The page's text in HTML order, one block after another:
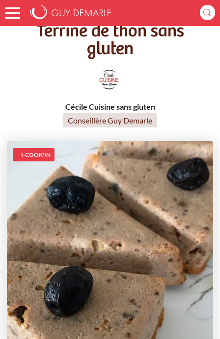
Accueil Recettes Terrine de thon sans gluten
Terrine de thon sans
gluten
Cécile Cuisine sans gluten
Conseillère Guy Demarle
I-COOK'IN